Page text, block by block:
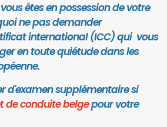
êtes en possession de votre
ne pas demander
international (ICC) qui vous
en toute quiétude dans les
d'examen supplémentaire si
de conduite belgepour votre